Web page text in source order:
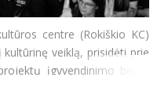
centre (Rokiškio KC)
veiklą, prisidėti prie
įgyvendinimo bei iš
pasaulio užkulisius.